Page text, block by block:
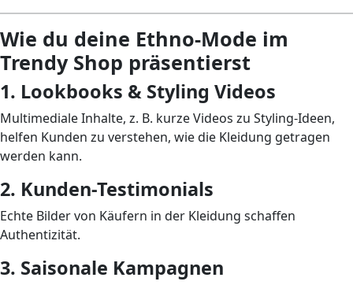
Wie du deine Ethno-Mode im
Trendy Shop präsentierst
1. Lookbooks & Styling Videos
Multimediale Inhalte, z. B. kurze Videos zu Styling-Ideen,
helfen Kunden zu verstehen, wie die Kleidung getragen
werden kann.
2. Kunden-Testimonials
Echte Bilder von Käufern in der Kleidung schaffen
Authentizität.
3. Saisonale Kampagnen